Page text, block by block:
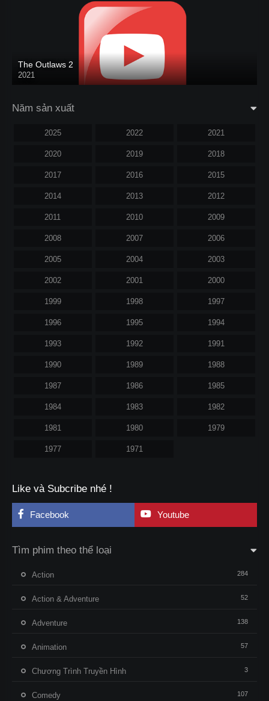
The Outlaws 2
2021
Năm sản xuất
2025 2022 2021
2020 2019 2018
2017 2016 2015
2014 2013 2012
2011 2010 2009
2008 2007 2006
2005 2004 2003
2002 2001 2000
1999 1998 1997
1996 1995 1994
1993 1992 1991
1990 1989 1988
1987 1986 1985
1984 1983 1982
1981 1980 1979
1977 1971
Like và Subcribe nhé !
Facebook Youtube
Tìm phim theo thể loại
Action 284
Action & Adventure 52
Adventure 138
Animation 57
Chương Trình Truyền Hình 3
Comedy 107